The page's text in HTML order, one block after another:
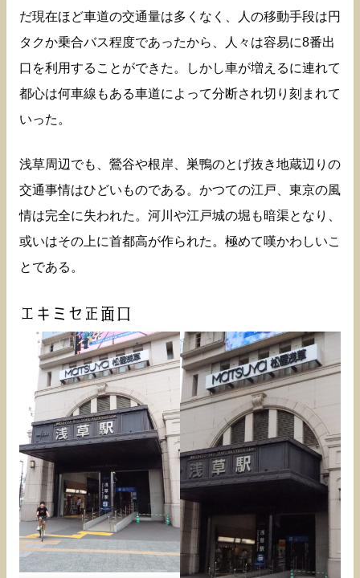
だ現在ほど車道の交通量は多くなく、人の移動手段は円
タクか乗合バス程度であったから、人々は容易に8番出
口を利用することができた。しかし車が増えるに連れて
都心は何車線もある車道によって分断され切り刻まれて
いった。
浅草周辺でも、鶯谷や根岸、巣鴨のとげ抜き地蔵辺りの
交通事情はひどいものである。かつての江戸、東京の風
情は完全に失われた。河川や江戸城の堀も暗渠となり、
或いはその上に首都高が作られた。極めて嘆かわしいこ
とである。
エキミセ正面口